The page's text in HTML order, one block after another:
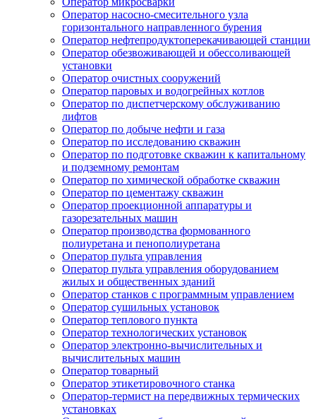
Оператор насосно-смесительного узла
горизонтального направленного бурения
Оператор нефтепродуктоперекачивающей станции
Оператор обезвоживающей и обессоливающей
установки
Оператор очистных сооружений
Оператор паровых и водогрейных котлов
Оператор по диспетчерскому обслуживанию
лифтов
Оператор по добыче нефти и газа
Оператор по исследованию скважин
Оператор по подготовке скважин к капитальному
и подземному ремонтам
Оператор по химической обработке скважин
Оператор по цементажу скважин
Оператор проекционной аппаратуры и
газорезательных машин
Оператор производства формованного
полиуретана и пенополиуретана
Оператор пульта управления
Оператор пульта управления оборудованием
жилых и общественных зданий
Оператор станков с программным управлением
Оператор сушильных установок
Оператор теплового пункта
Оператор технологических установок
Оператор электронно-вычислительных и
вычислительных машин
Оператор товарный
Оператор этикетировочного станка
Оператор-термист на передвижных термических
установках